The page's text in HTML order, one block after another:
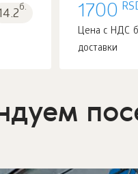
б. 1700
Цена с НДС
доставки